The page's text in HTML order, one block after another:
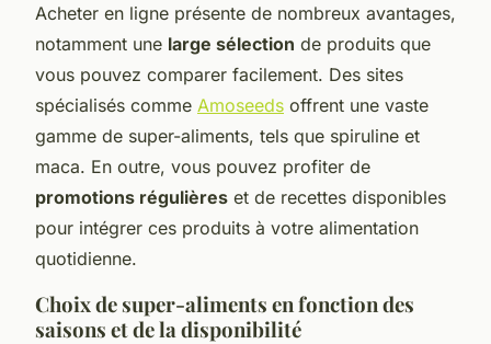
Acheter en ligne présente de nombreux avantages,
notamment une large sélection de produits que
vous pouvez comparer facilement. Des sites
spécialisés comme Amoseeds offrent une vaste
gamme de super-aliments, tels que spiruline et
maca. En outre, vous pouvez profiter de
promotions régulières et de recettes disponibles
pour intégrer ces produits à votre alimentation
quotidienne.
Choix de super-aliments en fonction des
saisons et de la disponibilité